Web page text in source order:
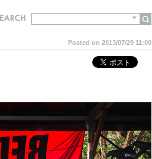
Posted on 2013/07/29 11:00